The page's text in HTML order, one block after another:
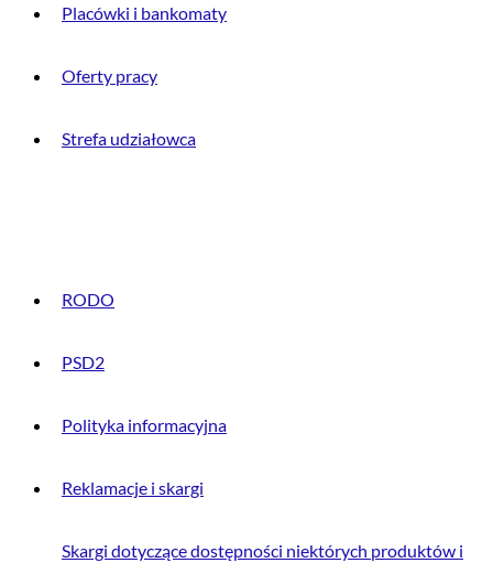
Placówki i bankomaty
Oferty pracy
Strefa udziałowca
RODO
PSD2
Polityka informacyjna
Reklamacje i skargi
Skargi dotyczące dostępności niektórych produktów i